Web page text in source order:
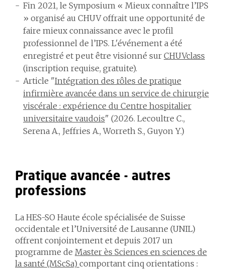
Fin 2021, le Symposium « Mieux connaître l’IPS
» organisé au CHUV offrait une opportunité de
faire mieux connaissance avec le profil
professionnel de l’IPS. L'événement a été
enregistré et peut être visionné sur CHUVclass
(inscription requise, gratuite).
Article "Intégration des rôles de pratique
infirmière avancée dans un service de chirurgie
viscérale : expérience du Centre hospitalier
universitaire vaudois" (2026. Lecoultre C.,
Serena A., Jeffries A., Worreth S., Guyon Y.)
Pratique avancée - autres
professions
La HES-SO Haute école spécialisée de Suisse
occidentale et l’Université de Lausanne (UNIL)
offrent conjointement et depuis 2017 un
programme de Master ès Sciences en sciences de
la santé (MScSa) comportant cinq orientations :